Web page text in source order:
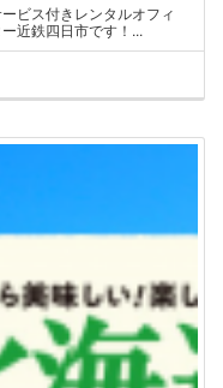
ビス付きレンタルオフィ
近鉄四日市です！...